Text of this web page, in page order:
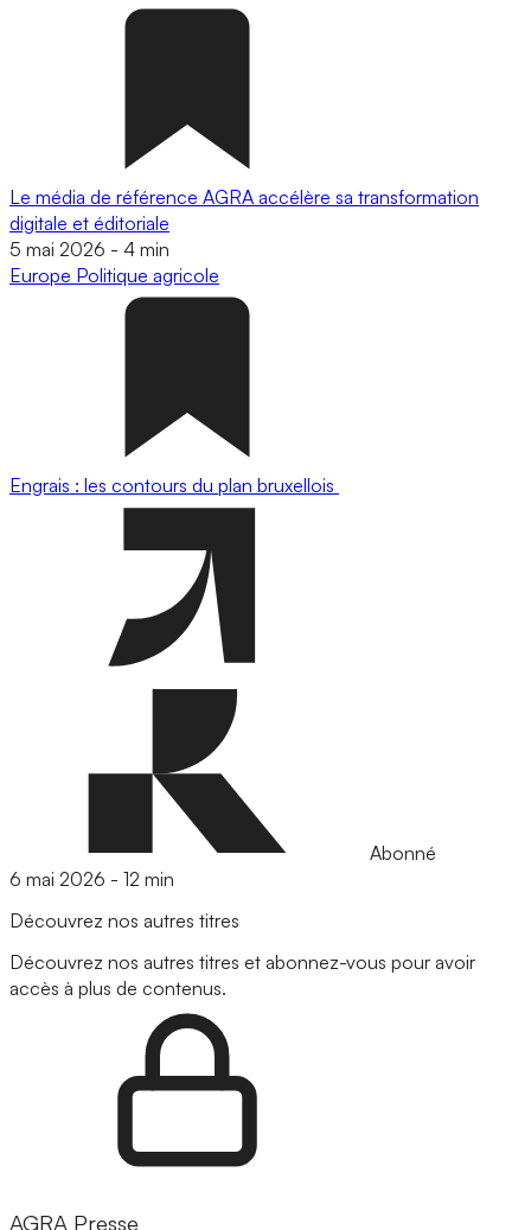
Le média de référence AGRA accélère sa transformation
digitale et éditoriale
5 mai 2026 - 4 min
Europe Politique agricole
Engrais : les contours du plan bruxellois
Abonné
6 mai 2026 - 12 min
Découvrez nos autres titres
Découvrez nos autres titres et abonnez-vous pour avoir
accès à plus de contenus.
AGRA Presse